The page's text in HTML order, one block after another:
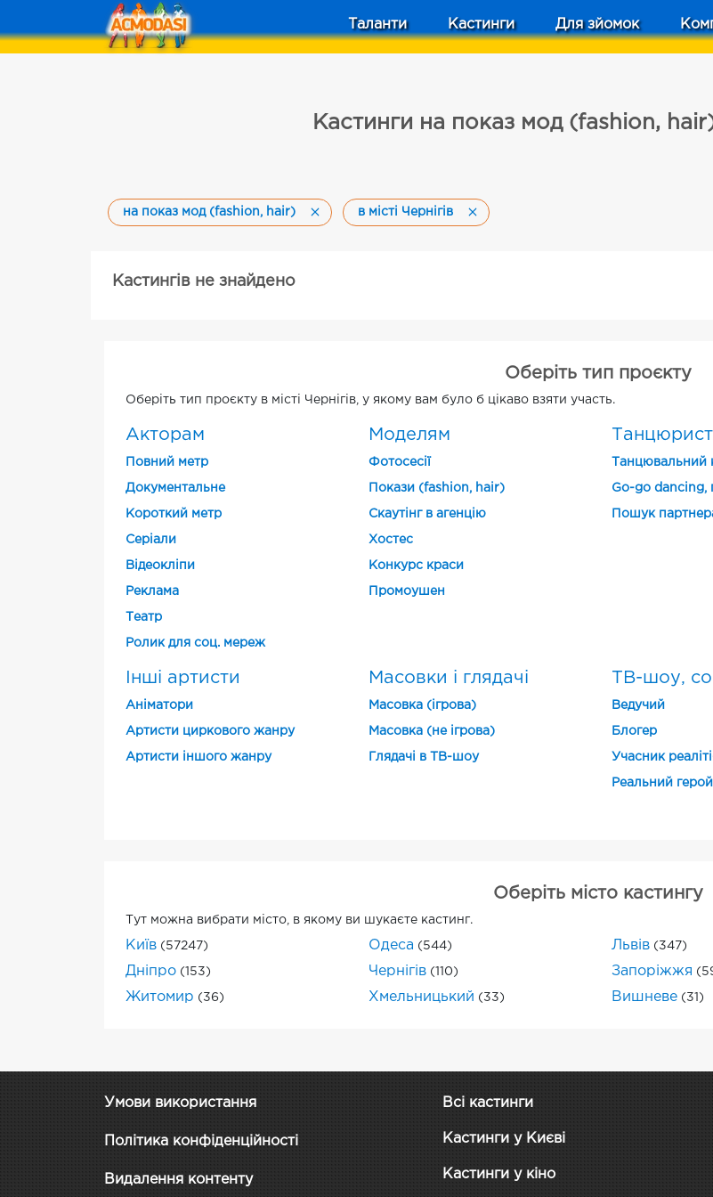
Таланти Кастинги Для зйомок
Кастинги на показ мод (fashion, hair)
на показ мод (fashion, hair) в місті Чернігів
Кастингів не знайдено
Оберіть тип проєкту
Оберіть тип проєкту в місті Чернігів, у якому вам було б цікаво взяти участь.
Акторам
Повний метр
Документальне
Короткий метр
Cеріали
Відеокліпи
Реклама
Театр
Ролик для соц. мереж
Моделям
Фотосесії
Покази (fashion, hair)
Скаутінг в агенцію
Хостес
Конкурс краси
Промоушен
Танцювальний
Go-go dancing,
Пошук
Інші артисти
Аніматори
Артисти циркового жанру
Артисти іншого жанру
Масовки і глядачі
Масовка (ігрова)
Масовка (не ігрова)
Глядачі в ТВ-шоу
ТВ-шоу,
Ведучий
Блогер
Учасник
Реальний
Оберіть місто кастингу
Тут можна вибрати місто, в якому ви шукаєте кастинг.
Київ (57247) Одеса (544) Львів (347)
Дніпро (153) Чернігів (110) Запоріжжя
Житомир (36) Хмельницький (33) Вишневе (31)
Умови використання
Політика конфіденційності
Видалення контенту
Всі кастинги
Кастинги у Києві
Кастинги у кіно